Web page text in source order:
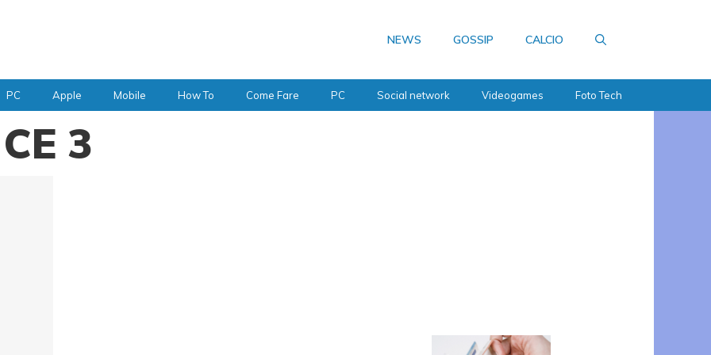
NEWS GOSSIP CALCIO
PC Apple Mobile How To Come Fare PC Social network Videogames Foto Tech
3